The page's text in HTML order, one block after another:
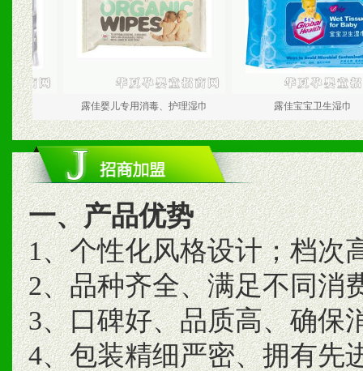
露佳婴儿专用消毒、护理湿巾 露佳宝宝卫生湿巾
一、产品优势
1、个性化风格设计；档次
2、品种齐全、满足不同消
3、口碑好、品质高、确保
4、包装精细严密、拥有先